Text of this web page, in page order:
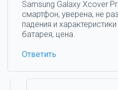
Samsung Galaxy Xcover
смартфон, уверена, не
падения и
батарея, цена.
Ответить